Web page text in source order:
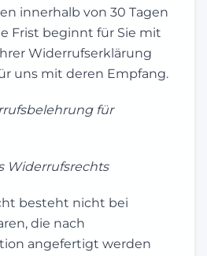
innerhalb von 30 Tagen
Frist beginnt für Sie mit
Widerrufserklärung
uns mit deren Empfang.
für
Widerrufsrechts
besteht nicht bei
die nach
angefertigt werden